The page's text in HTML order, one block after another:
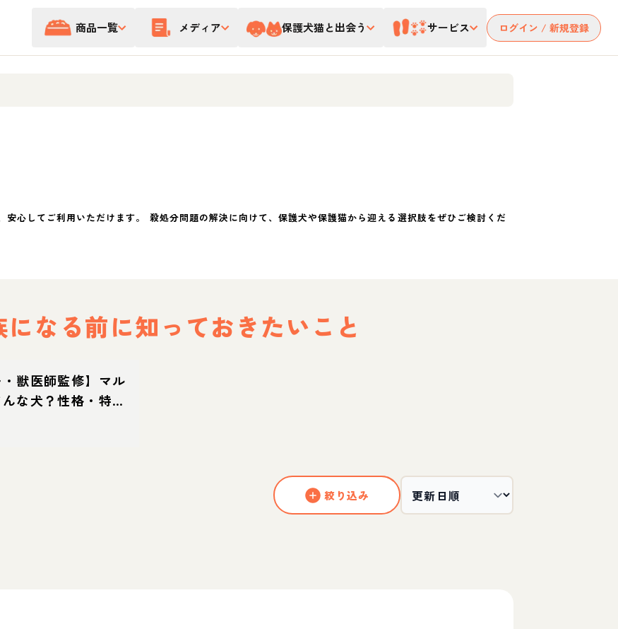
商品一覧 メディア 保護犬猫と出会う サービス ログイン / 新規登録
心してご利用いただけます。 殺処分問題の解決に向けて、保護犬や保護猫から迎える選択肢をぜひご検討くだ
になる前に知っておきたいこと
・獣医師監修】マル
な犬？性格・特
え方
絞り込み